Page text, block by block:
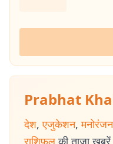
Prabhat
देश, एजुकेशन, मनोरंजन
राशिफल की ताजा खबरें